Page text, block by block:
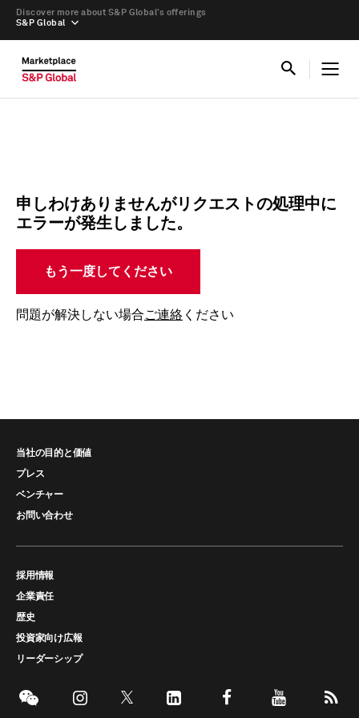
S&P Global
Discover more about S&P Global’s offerings
申しわけありませんがリクエストの処理中に
エラーが発生しました。
もう一度してください
問題が解決しない場合ご連絡 ください
当社の目的と価値
プレス
ベンチャー
お問い合わせ
採用情報
企業責任
歴史
投資家向け広報
リーダーシップ